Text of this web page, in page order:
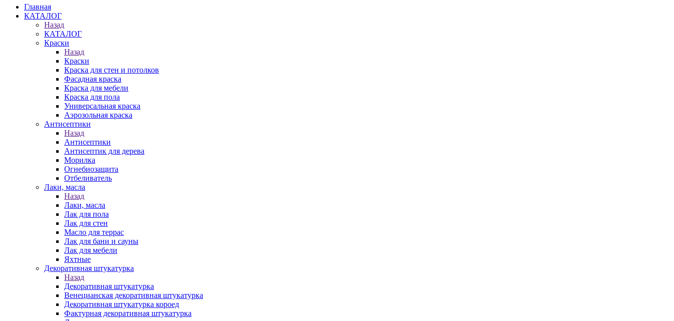
Главная
КАТАЛОГ
Назад
КАТАЛОГ
Краски
Назад
Краски
Краска для стен и потолков
Фасадная краска
Краска для мебели
Краска для пола
Универсальная краска
Аэрозольная краска
Антисептики
Назад
Антисептики
Антисептик для дерева
Морилка
Огнебиозащита
Отбеливатель
Лаки, масла
Назад
Лаки, масла
Лак для пола
Лак для стен
Масло для террас
Лак для бани и сауны
Лак для мебели
Яхтные
Декоративная штукатурка
Назад
Декоративная штукатурка
Венецианская декоративная штукатурка
Декоративная штукатурка короед
Фактурная декоративная штукатурка